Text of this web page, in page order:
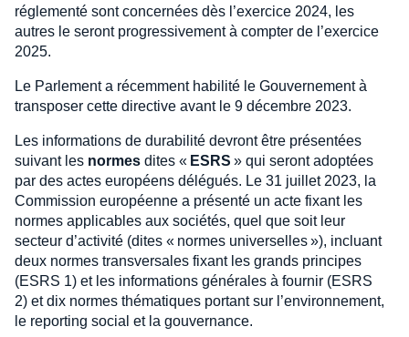
réglementé sont concernées dès l’exercice 2024, les
autres le seront progressivement à compter de l’exercice
2025.
Le Parlement a récemment habilité le Gouvernement à
transposer cette directive avant le 9 décembre 2023.
Les informations de durabilité devront être présentées
suivant les normes dites « ESRS » qui seront adoptées
par des actes européens délégués. Le 31 juillet 2023, la
Commission européenne a présenté un acte fixant les
normes applicables aux sociétés, quel que soit leur
secteur d’activité (dites « normes universelles »), incluant
deux normes transversales fixant les grands principes
(ESRS 1) et les informations générales à fournir (ESRS
2) et dix normes thématiques portant sur l’environnement,
le reporting social et la gouvernance.